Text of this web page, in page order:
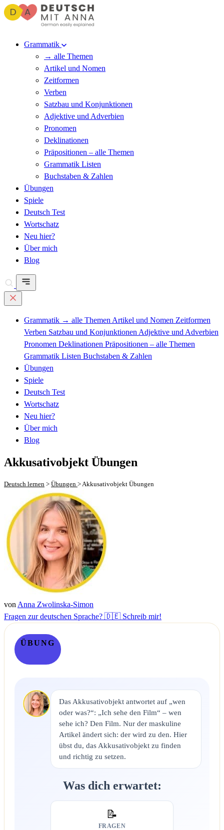
Grammatik
→ alle Themen
Artikel und Nomen
Zeitformen
Verben
Satzbau und Konjunktionen
Adjektive und Adverbien
Pronomen
Deklinationen
Präpositionen – alle Themen
Grammatik Listen
Buchstaben & Zahlen
Übungen
Spiele
Deutsch Test
Wortschatz
Neu hier?
Über mich
Blog
Grammatik → alle Themen Artikel und Nomen Zeitformen
Verben Satzbau und Konjunktionen Adjektive und Adverbien
Pronomen Deklinationen Präpositionen – alle Themen
Grammatik Listen Buchstaben & Zahlen
Übungen
Spiele
Deutsch Test
Wortschatz
Neu hier?
Über mich
Blog
Akkusativobjekt Übungen
Deutsch lernen > Übungen > Akkusativobjekt Übungen
von Anna Zwolinska-Simon
Fragen zur deutschen Sprache? 🇩🇪 Schreib mir!
ÜBUNG
Das Akkusativobjekt antwortet auf „wen
oder was?“: „Ich sehe den Film“ – wen
sehe ich? Den Film. Nur der maskuline
Artikel ändert sich: der wird zu den. Hier
übst du, das Akkusativobjekt zu finden
und richtig zu setzen.
Was dich erwartet:
📝
FRAGEN